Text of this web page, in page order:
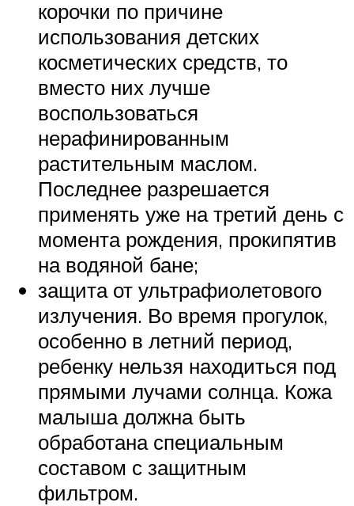
корочки по причине
использования детских
косметических средств, то
вместо них лучше
воспользоваться
нерафинированным
растительным маслом.
Последнее разрешается
применять уже на третий день с
момента рождения, прокипятив
на водяной бане;
защита от ультрафиолетового
излучения. Во время прогулок,
особенно в летний период,
ребенку нельзя находиться под
прямыми лучами солнца. Кожа
малыша должна быть
обработана специальным
составом с защитным
фильтром.